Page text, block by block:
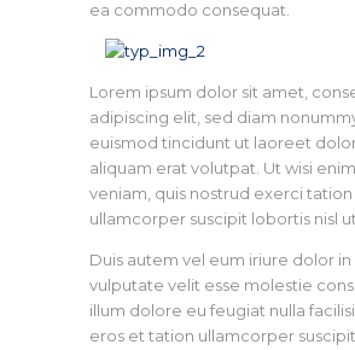
ea commodo consequat.
Lorem ipsum dolor sit amet,
adipiscing elit, sed diam
euismod tincidunt ut laoreet
aliquam erat volutpat. Ut wisi
veniam, quis nostrud exerci tation
ullamcorper suscipit lobortis nisl
Duis autem vel eum iriure dolor
vulputate velit esse molestie
illum dolore eu feugiat nulla
eros et tation ullamcorper